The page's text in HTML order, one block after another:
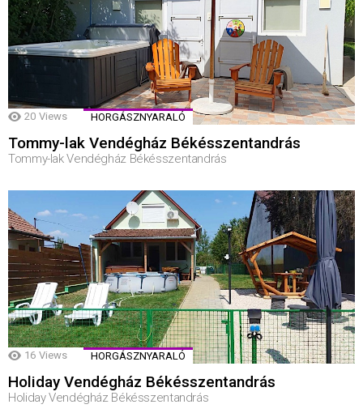
20 Views HORGÁSZNYARALÓ
Tommy-lak Vendégház Békésszentandrás
Tommy-lak Vendégház Békésszentandrás
16 Views HORGÁSZNYARALÓ
Holiday Vendégház Békésszentandrás
Holiday Vendégház Békésszentandrás